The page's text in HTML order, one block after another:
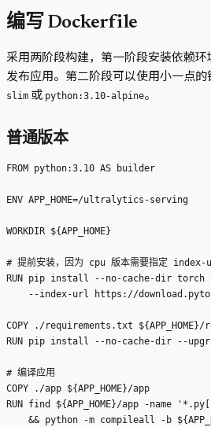
编写 Dockerfile
采用两阶段构建，第一阶段安装依赖
发布应用。第二阶段可以使用小一点
slim 或 python:3.10-alpine。
普通版本
FROM python:3.10 AS builder
ENV APP_HOME=/ultralytics-serving
WORKDIR ${APP_HOME}
# 提前安装，因为 cpu 版本需要指定 index-
RUN pip install --no-cache-dir
--index-url https://
COPY ./requirements.txt
RUN pip install --no-cache-dir --
# 编译应用
COPY ./app ${APP_HOME}/app
RUN find ${APP_HOME}/app -name
&& python -m compileall -b